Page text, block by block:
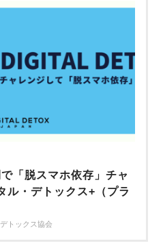
「脱スマホ依存」チャ
・デトックス+（プラ
トックス協会